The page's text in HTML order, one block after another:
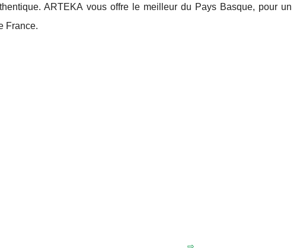
ARTEKA vous offre le meilleur du Pays Basque, pour un
France.